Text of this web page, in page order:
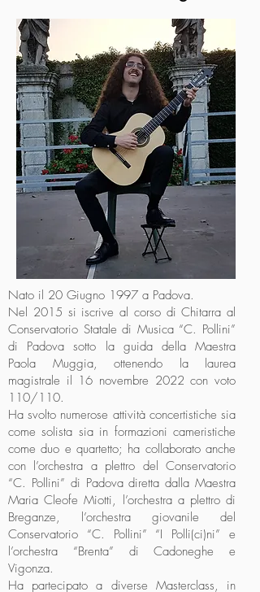
Nato il 20 Giugno 1997 a Padova.
Nel 2015 si iscrive al corso di Chitarra al
Conservatorio Statale di Musica “C. Pollini”
di Padova sotto la guida della Maestra
Paola Muggia, ottenendo la laurea
magistrale il 16 novembre 2022 con voto
110/110.
Ha svolto numerose attività concertistiche sia
come solista sia in formazioni cameristiche
come duo e quartetto; ha collaborato anche
con l’orchestra a plettro del Conservatorio
“C. Pollini” di Padova diretta dalla Maestra
Maria Cleofe Miotti, l’orchestra a plettro di
Breganze, l’orchestra giovanile del
Conservatorio “C. Pollini” “I Polli(ci)ni” e
l’orchestra “Brenta” di Cadoneghe e
Vigonza.
Ha partecipato a diverse Masterclass, in